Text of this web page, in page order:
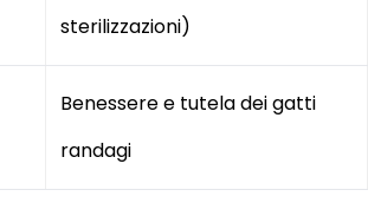
sterilizzazioni)
Benessere e tutela dei gatti
randagi